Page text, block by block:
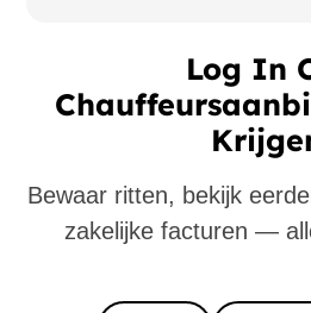
Log In
Bewaar ritten, bekijk
zakelijke facturen —